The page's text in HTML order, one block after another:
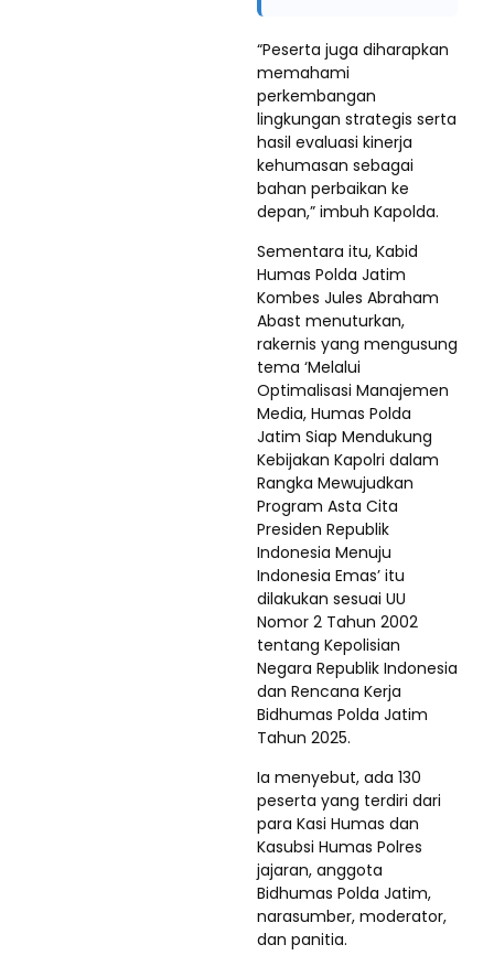
“Peserta juga diharapkan
memahami
perkembangan
lingkungan strategis serta
hasil evaluasi kinerja
kehumasan sebagai
bahan perbaikan ke
depan,” imbuh Kapolda.
Sementara itu, Kabid
Humas Polda Jatim
Kombes Jules Abraham
Abast menuturkan,
rakernis yang mengusung
tema ‘Melalui
Optimalisasi Manajemen
Media, Humas Polda
Jatim Siap Mendukung
Kebijakan Kapolri dalam
Rangka Mewujudkan
Program Asta Cita
Presiden Republik
Indonesia Menuju
Indonesia Emas’ itu
dilakukan sesuai UU
Nomor 2 Tahun 2002
tentang Kepolisian
Negara Republik Indonesia
dan Rencana Kerja
Bidhumas Polda Jatim
Tahun 2025.
Ia menyebut, ada 130
peserta yang terdiri dari
para Kasi Humas dan
Kasubsi Humas Polres
jajaran, anggota
Bidhumas Polda Jatim,
narasumber, moderator,
dan panitia.